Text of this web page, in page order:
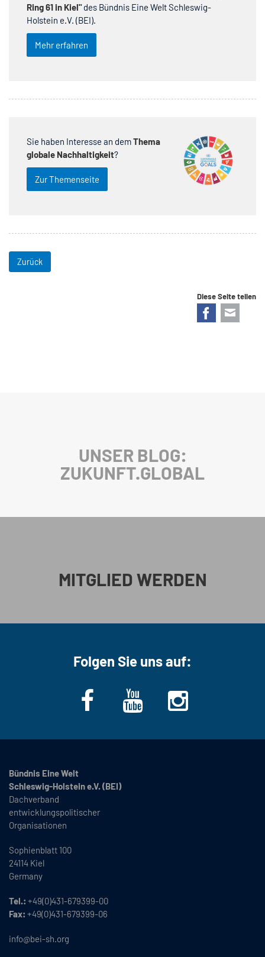
Ring 61 in Kiel"des Bündnis Eine Welt Schleswig-
Holstein e.V. (BEI).
Mehr erfahren
Sie haben Interesse an demThema
globale Nachhaltigkeit?
Zur Themenseite
Zurück
Diese Seite teilen
Facebook
UNSER BLOG:
ZUKUNFT.GLOBAL
MITGLIED WERDEN
Folgen Sie uns auf:
Bündnis Eine Welt
Schleswig-Holstein e.V. (BEI)
Dachverband
entwicklungspolitischer
Organisationen
Sophienblatt 100
24114 Kiel
Germany
Tel.: +49(0)431-679399-00
Fax: +49(0)431-679399-06
info@bei-sh.org